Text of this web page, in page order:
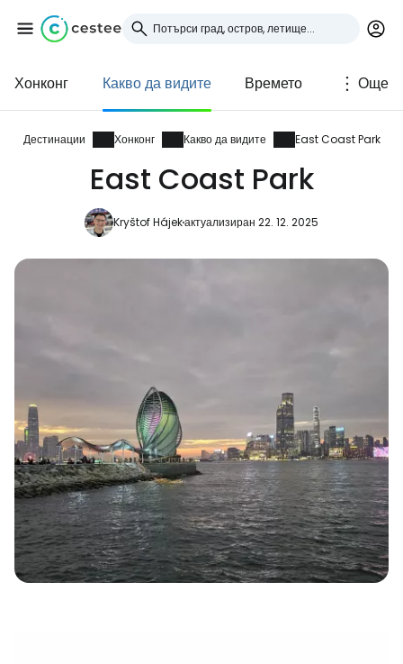
Хонконг Какво да видите Времето Още
Дестинации Хонконг Какво да видите East Coast Park
East Coast Park
Kryštof Hájekактуализиран 22. 12. 2025
Влезте в Cestee
... световната общност на туристите